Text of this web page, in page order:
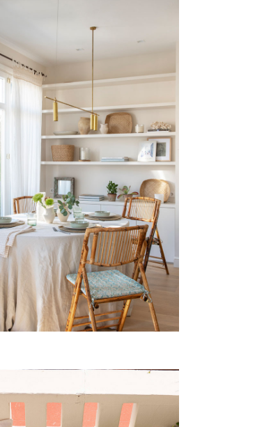
RAFAEL
BATLLE
Vivienda, Barcelona